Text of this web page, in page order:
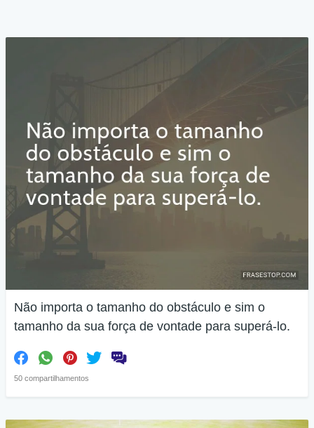
Não importa o tamanho do obstáculo e sim o
tamanho da sua força de vontade para superá-lo.
50 compartilhamentos